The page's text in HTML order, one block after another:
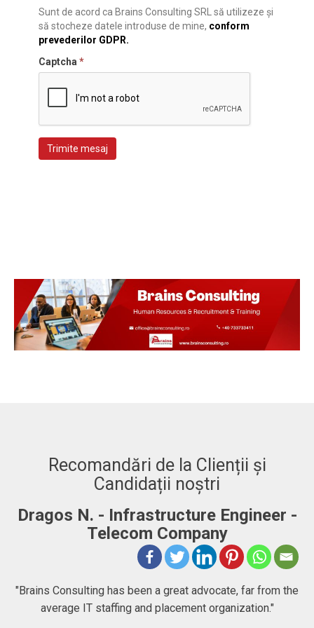
Sunt de acord ca Brains Consulting SRL să utilizeze și
să stocheze datele introduse de mine, conform
prevederilor GDPR.
Captcha *
Trimite mesaj
Recomandări de la Clienții și
Candidații noștri
the
Adrian. C - Fullstack Developer
"BRAINS CONSULTING is definitely a consultancy
company that goes beyond just consulting, they help
people chase their goals and dreams. I had no idea what